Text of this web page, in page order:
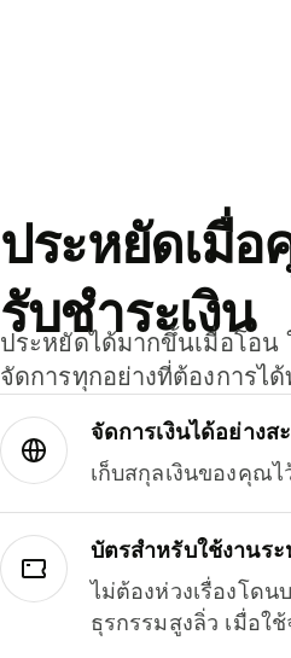
ประหยัดเมื่อ
รับชำระเงิน
ประหยัดได้มากขึ้นเมื่อโอน
จัดการทุกอย่างที่ต้องการไ
จัดการเงินได้อย่าง
เก็บสกุลเงินของคุณ
บัตรสำหรับใช้งานระ
ไม่ต้องห่วงเรื่องโด
ธุรกรรมสูงลิ่ว เมื่อใ